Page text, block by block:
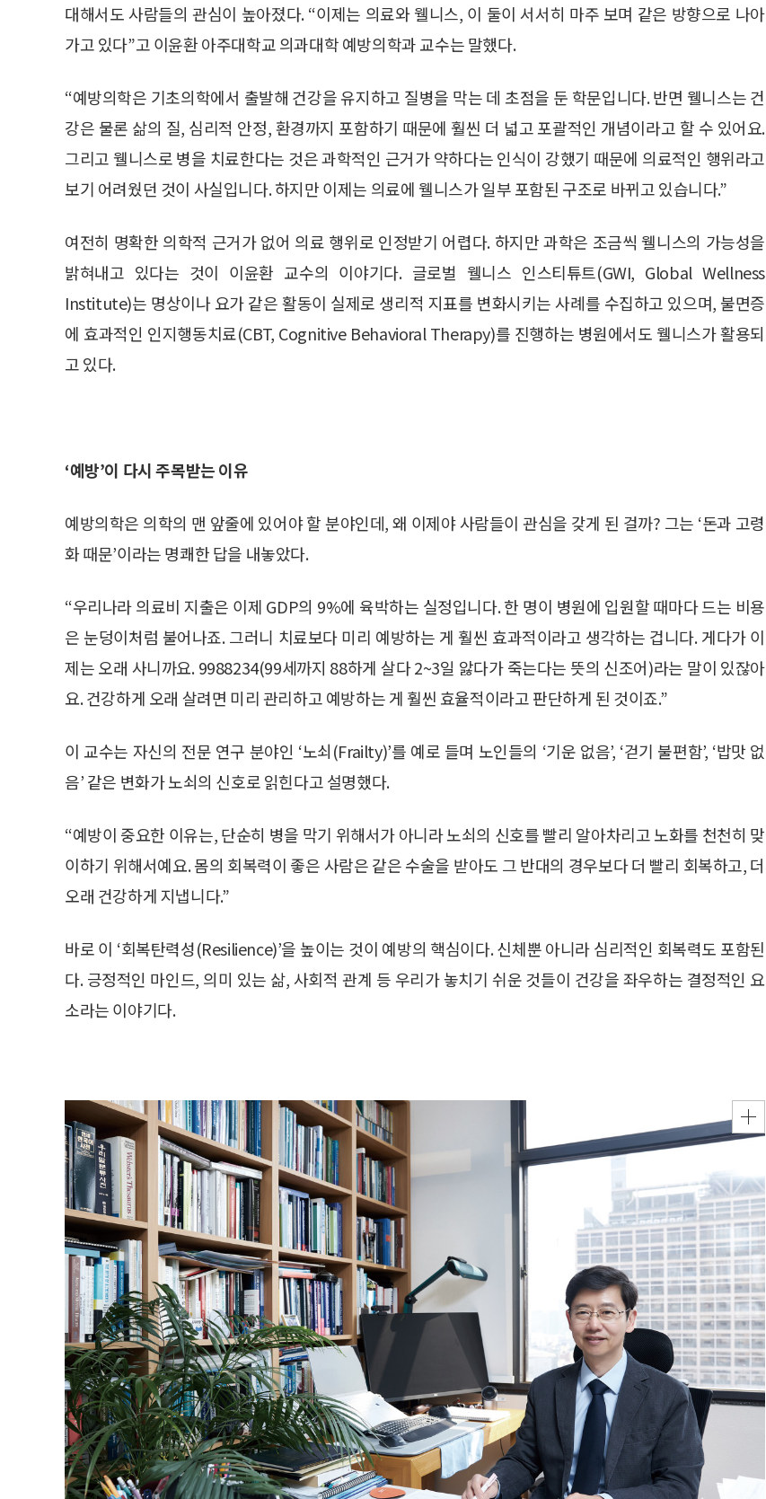
대해서도 사람들의 관심이 높아졌다. “이제는 의료와 웰니스, 이 둘이 서서히 마주 보며 같은 방향으로 나아
가고 있다”고 이윤환 아주대학교 의과대학 예방의학과 교수는 말했다.
“예방의학은 기초의학에서 출발해 건강을 유지하고 질병을 막는 데 초점을 둔 학문입니다. 반면 웰니스는 건
강은 물론 삶의 질, 심리적 안정, 환경까지 포함하기 때문에 훨씬 더 넓고 포괄적인 개념이라고 할 수 있어요.
그리고 웰니스로 병을 치료한다는 것은 과학적인 근거가 약하다는 인식이 강했기 때문에 의료적인 행위라고
보기 어려웠던 것이 사실입니다. 하지만 이제는 의료에 웰니스가 일부 포함된 구조로 바뀌고 있습니다.”
여전히 명확한 의학적 근거가 없어 의료 행위로 인정받기 어렵다. 하지만 과학은 조금씩 웰니스의 가능성을
밝혀내고 있다는 것이 이윤환 교수의 이야기다. 글로벌 웰니스 인스티튜트(GWI, Global Wellness
Institute)는 명상이나 요가 같은 활동이 실제로 생리적 지표를 변화시키는 사례를 수집하고 있으며, 불면증
에 효과적인 인지행동치료(CBT, Cognitive Behavioral Therapy)를 진행하는 병원에서도 웰니스가 활용되
고 있다.
‘예방’이 다시 주목받는 이유
예방의학은 의학의 맨 앞줄에 있어야 할 분야인데, 왜 이제야 사람들이 관심을 갖게 된 걸까? 그는 ‘돈과 고령
화 때문’이라는 명쾌한 답을 내놓았다.
“우리나라 의료비 지출은 이제 GDP의 9%에 육박하는 실정입니다. 한 명이 병원에 입원할 때마다 드는 비용
은 눈덩이처럼 불어나죠. 그러니 치료보다 미리 예방하는 게 훨씬 효과적이라고 생각하는 겁니다. 게다가 이
제는 오래 사니까요. 9988234(99세까지 88하게 살다 2~3일 앓다가 죽는다는 뜻의 신조어)라는 말이 있잖아
요. 건강하게 오래 살려면 미리 관리하고 예방하는 게 훨씬 효율적이라고 판단하게 된 것이죠.”
이 교수는 자신의 전문 연구 분야인 ‘노쇠(Frailty)’를 예로 들며 노인들의 ‘기운 없음’, ‘걷기 불편함’, ‘밥맛 없
음’ 같은 변화가 노쇠의 신호로 읽힌다고 설명했다.
“예방이 중요한 이유는, 단순히 병을 막기 위해서가 아니라 노쇠의 신호를 빨리 알아차리고 노화를 천천히 맞
이하기 위해서예요. 몸의 회복력이 좋은 사람은 같은 수술을 받아도 그 반대의 경우보다 더 빨리 회복하고, 더
오래 건강하게 지냅니다.”
바로 이 ‘회복탄력성(Resilience)’을 높이는 것이 예방의 핵심이다. 신체뿐 아니라 심리적인 회복력도 포함된
다. 긍정적인 마인드, 의미 있는 삶, 사회적 관계 등 우리가 놓치기 쉬운 것들이 건강을 좌우하는 결정적인 요
소라는 이야기다.